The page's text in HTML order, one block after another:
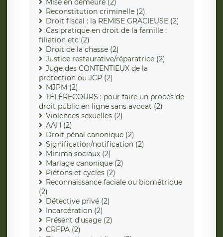
Reconstitution criminelle (2)
Droit fiscal : la REMISE GRACIEUSE (2)
Cas pratique en droit de la famille :
filiation etc (2)
Droit de la chasse (2)
Justice restaurative/réparatrice (2)
Juge des CONTENTIEUX de la
protection ou JCP (2)
MJPM (2)
TÉLÉRECOURS : pour faire un procès de
droit public en ligne sans avocat (2)
Violences sexuelles (2)
AAH (2)
Droit pénal canonique (2)
Signification/notification (2)
Minima sociaux (2)
Mariage canonique (2)
Piétons et cycles (2)
Reconnaissance faciale ou biométrique
(2)
Détective privé (2)
Incarcération (2)
Présent d'usage (2)
CRFPA (2)